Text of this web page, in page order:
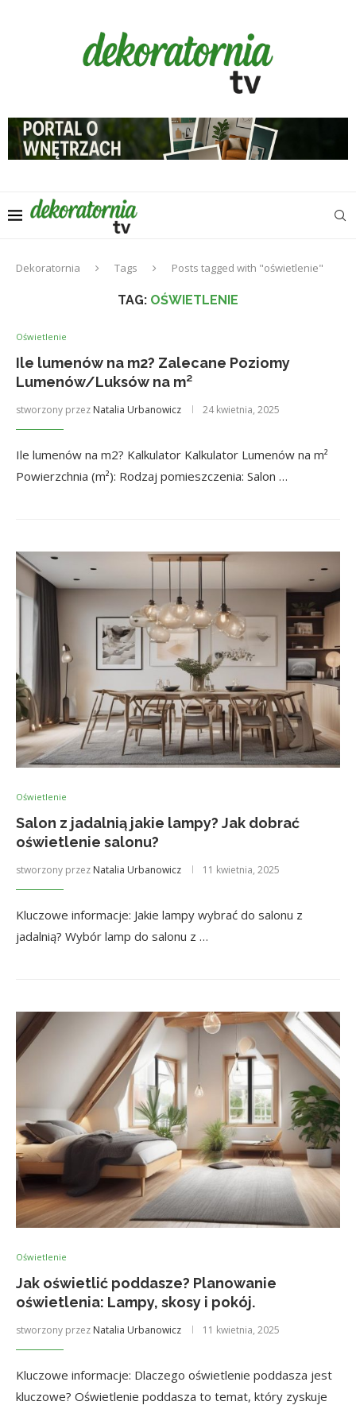
Dekoratornia Tags Posts tagged with "oświetlenie"
TAG: OŚWIETLENIE
Oświetlenie
Ile lumenów na m2? Zalecane Poziomy
Lumenów/Luksów na m²
stworzony przez Natalia Urbanowicz 24 kwietnia, 2025
Ile lumenów na m2? Kalkulator Kalkulator Lumenów na m²
Powierzchnia (m²): Rodzaj pomieszczenia: Salon …
Oświetlenie
Salon z jadalnią jakie lampy? Jak dobrać
oświetlenie salonu?
stworzony przez Natalia Urbanowicz 11 kwietnia, 2025
Kluczowe informacje: Jakie lampy wybrać do salonu z
jadalnią? Wybór lamp do salonu z …
Oświetlenie
Jak oświetlić poddasze? Planowanie
oświetlenia: Lampy, skosy i pokój.
stworzony przez Natalia Urbanowicz 11 kwietnia, 2025
Kluczowe informacje: Dlaczego oświetlenie poddasza jest
kluczowe? Oświetlenie poddasza to temat, który zyskuje